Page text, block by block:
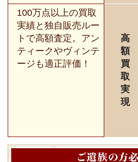
100万点以上の買取
実績と独自販売ルー
トで高額査定。アン
ティークやヴィンテ
ージも適正評価！
高
額
買
取
実
現